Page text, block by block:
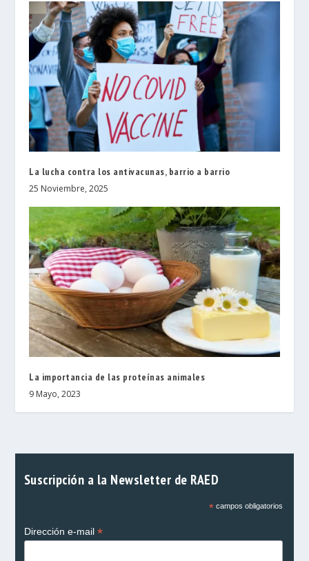
La lucha contra los antivacunas, barrio a barrio
25 Noviembre, 2025
La importancia de las proteínas animales
9 Mayo, 2023
Suscripción a la Newsletter de RAED
*campos obligatorios
Dirección e-mail *